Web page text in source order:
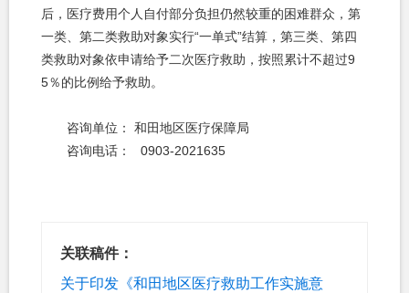
后，医疗费用个人自付部分负担仍然较重的困难群众，第
一类、第二类救助对象实行“一单式”结算，第三类、第四
类救助对象依申请给予二次医疗救助，按照累计不超过9
5％的比例给予救助。
咨询单位： 和田地区医疗保障局
咨询电话： 0903-2021635
关联稿件：
关于印发《和田地区医疗救助工作实施意